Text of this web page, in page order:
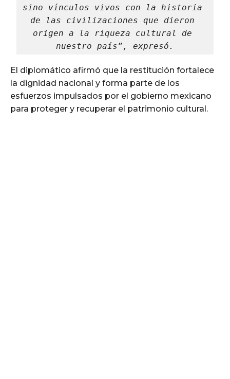
sino vínculos vivos con la historia
de las civilizaciones que dieron
origen a la riqueza cultural de
nuestro país”, expresó.
El diplomático afirmó que la restitución fortalece
la dignidad nacional y forma parte de los
esfuerzos impulsados por el gobierno mexicano
para proteger y recuperar el patrimonio cultural.